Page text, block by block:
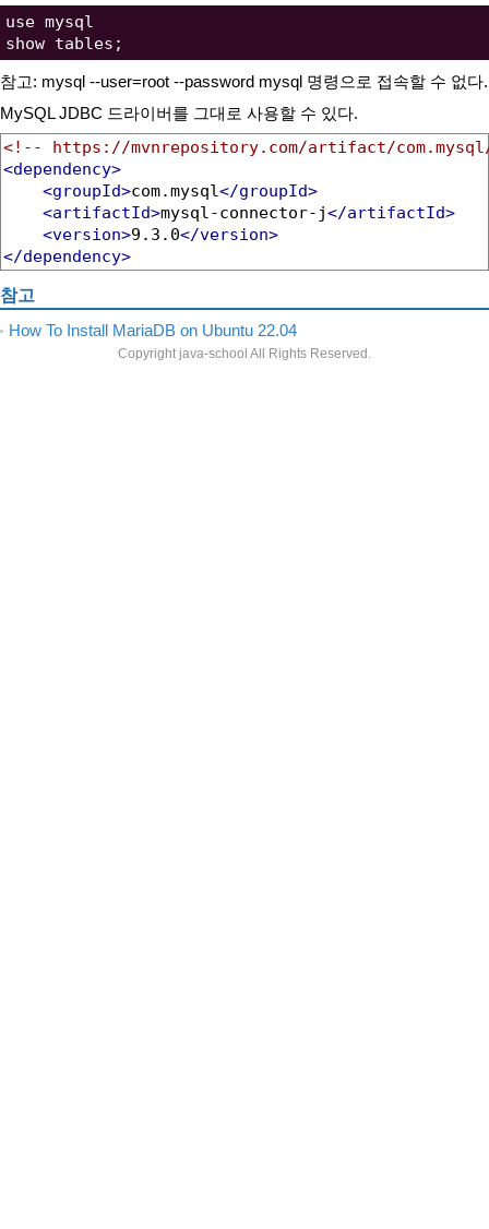
use mysql
참고: mysql --user=root --password mysql 명령으로 접속할 수 없다.
MySQL JDBC 드라이버를 그대로 사용할 수 있다.
<!-- https://mvnrepository.com/artifact/
<dependency>
<groupId>com.mysql</groupId>
<artifactId>mysql-connector-j</artifactId>
<version>9.3.0</version>
</dependency>
참고
How To Install MariaDB on Ubuntu 22.04
Copyright java-school All Rights Reserved.